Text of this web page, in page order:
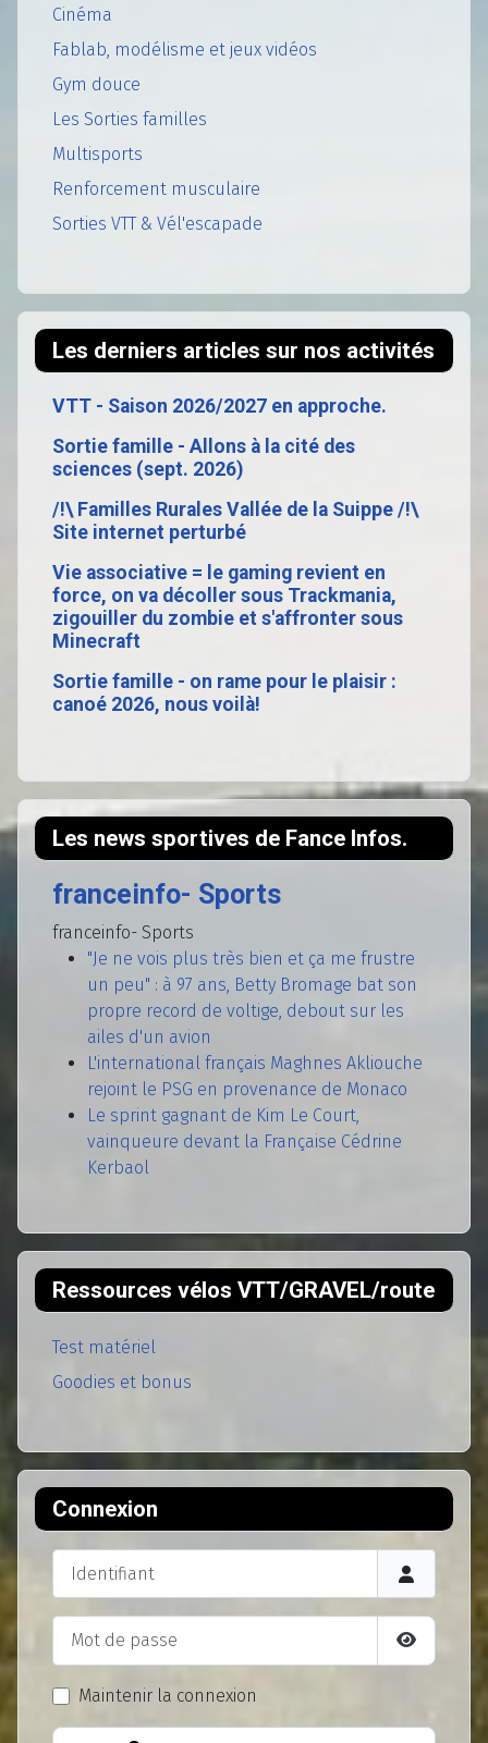
Cinéma
Fablab, modélisme et jeux vidéos
Gym douce
Les Sorties familles
Multisports
Renforcement musculaire
Sorties VTT & Vél'escapade
Les derniers articles sur nos activités
VTT - Saison 2026/2027 en approche.
Sortie famille - Allons à la cité des
sciences (sept. 2026)
/!\ Familles Rurales Vallée de la Suippe /!\
Site internet perturbé
Vie associative = le gaming revient en
force, on va décoller sous Trackmania,
zigouiller du zombie et s'affronter sous
Minecraft
Sortie famille - on rame pour le plaisir :
canoé 2026, nous voilà!
Les news sportives de Fance Infos.
franceinfo- Sports
franceinfo- Sports
"Je ne vois plus très bien et ça me frustre
un peu" : à 97 ans, Betty Bromage bat son
propre record de voltige, debout sur les
ailes d'un avion
L'international français Maghnes Akliouche
rejoint le PSG en provenance de Monaco
Le sprint gagnant de Kim Le Court,
vainqueure devant la Française Cédrine
Kerbaol
Ressources vélos VTT/GRAVEL/route
Test matériel
Goodies et bonus
Connexion
Identifiant
Mot de passe
Afficher
Maintenir la connexion